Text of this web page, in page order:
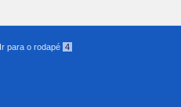
Ir para o rodapé 4